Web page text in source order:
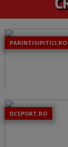
PARINTISIPITICI.RO
DCSPORT.RO